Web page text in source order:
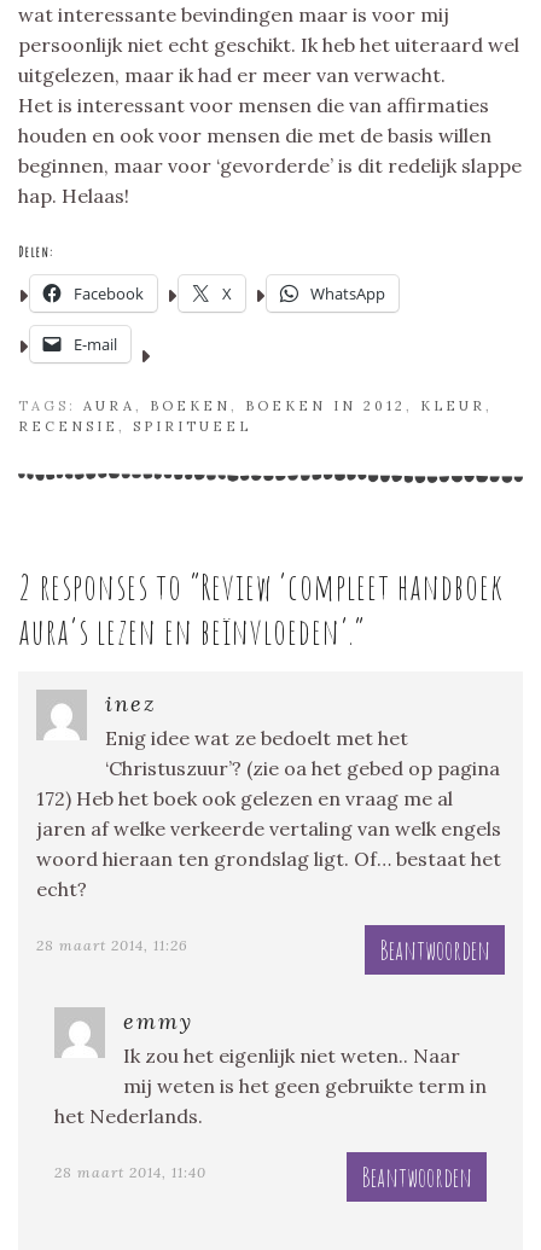
wat interessante bevindingen maar is voor mij
persoonlijk niet echt geschikt. Ik heb het uiteraard wel
uitgelezen, maar ik had er meer van verwacht.
Het is interessant voor mensen die van affirmaties
houden en ook voor mensen die met de basis willen
beginnen, maar voor ‘gevorderde’ is dit redelijk slappe
hap. Helaas!
Delen:
Facebook X WhatsApp
E-mail
TAGS: AURA BOEKEN BOEKEN IN 2012 KLEUR
RECENSIE
SPIRITUEEL
2 responses to “Review ‘compleet handboek
aura’s lezen en beïnvloeden’.”
inez
Enig idee wat ze bedoelt met het
‘Christuszuur’? (zie oa het gebed op pagina
172) Heb het boek ook gelezen en vraag me al
jaren af welke verkeerde vertaling van welk engels
woord hieraan ten grondslag ligt. Of… bestaat het
echt?
28 maart 2014, 11:26 Beantwoorden
emmy
Ik zou het eigenlijk niet weten.. Naar
mij weten is het geen gebruikte term in
het Nederlands.
28 maart 2014, 11:40 Beantwoorden